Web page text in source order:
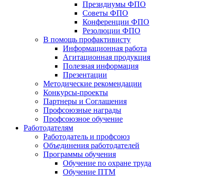
Президиумы ФПО
Советы ФПО
Конференции ФПО
Резолюции ФПО
В помощь профактивисту
Информационная работа
Агитационная продукция
Полезная информация
Презентации
Методические рекомендации
Конкурсы-проекты
Партнеры и Соглашения
Профсоюзные награды
Профсоюзное обучение
Работодателям
Работодатель и профсоюз
Объединения работодателей
Программы обучения
Обучение по охране труда
Обучение ПТМ